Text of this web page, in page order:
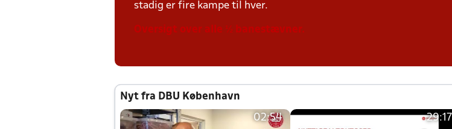
stadig er fire kampe til hver.
Oversigt over alle ½ banestævner.
Nyt fra DBU København
02:54 29:17